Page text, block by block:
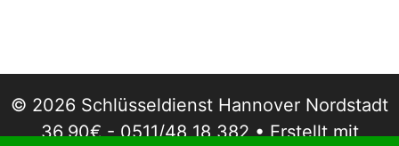
© 2026 Schlüsseldienst Hannover Nordstadt
36,90€ - 0511/48 18 382• Erstellt mit